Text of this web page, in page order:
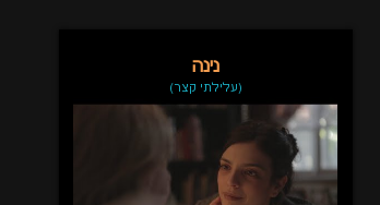
נינה
(עלילתי קצר)